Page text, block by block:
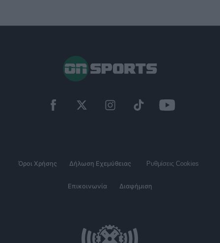
Όροι Χρήσης Δήλωση Εχεμύθειας Ρυθμίσεις Cookies
Επικοινωνία Διαφήμιση